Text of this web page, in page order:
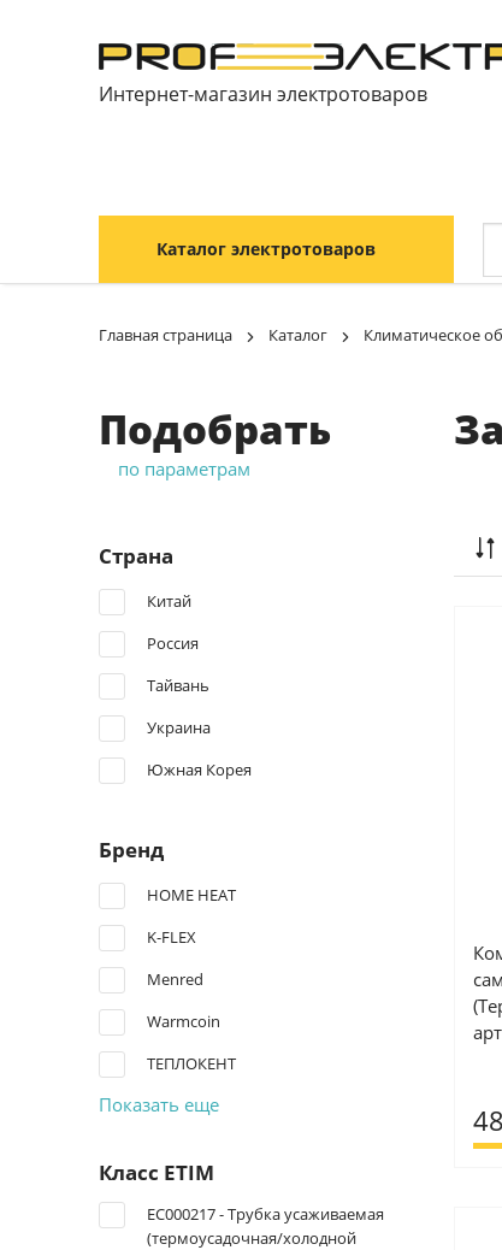
Интернет-магазин электротоваров
Каталог электротоваров
Главная страница Каталог Климатическое
Подобрать
по параметрам
Страна
Китай
Россия
Тайвань
Украина
Южная Корея
Бренд
HOME HEAT
K-FLEX
Menred
Warmcoin
ТЕПЛОКЕНТ
Показать еще
Класс ETIM
EC000217 - Трубка усаживаемая
(термоусадочная/холодной